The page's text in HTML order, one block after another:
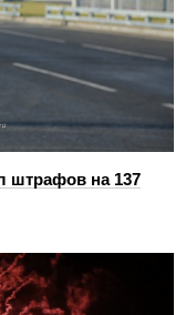
штрафов на 137